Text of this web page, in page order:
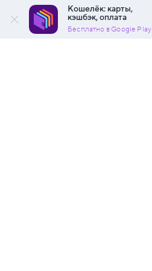
Кошелёк: карты,
кэшбэк, оплата
Бесплатно в Google Play